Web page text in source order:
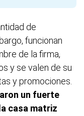
de
funcionan
de la firma,
y se valen de su
y promociones.
un fuerte
casa matriz